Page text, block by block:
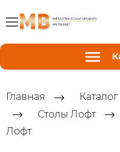
Главная
Столы Лофт
Лофт